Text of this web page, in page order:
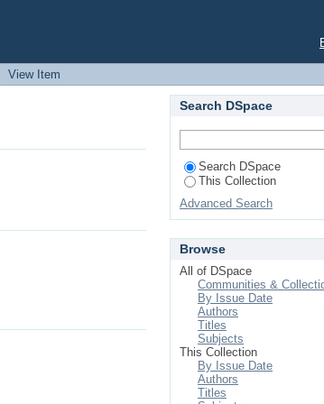
View Item
Search DSpace
Search DSpace
This Collection
Advanced Search
Browse
All of DSpace
Communities &
By Issue Date
Authors
Titles
Subjects
This Collection
By Issue Date
Authors
Titles